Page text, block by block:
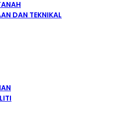
DAN TEKNIKAL